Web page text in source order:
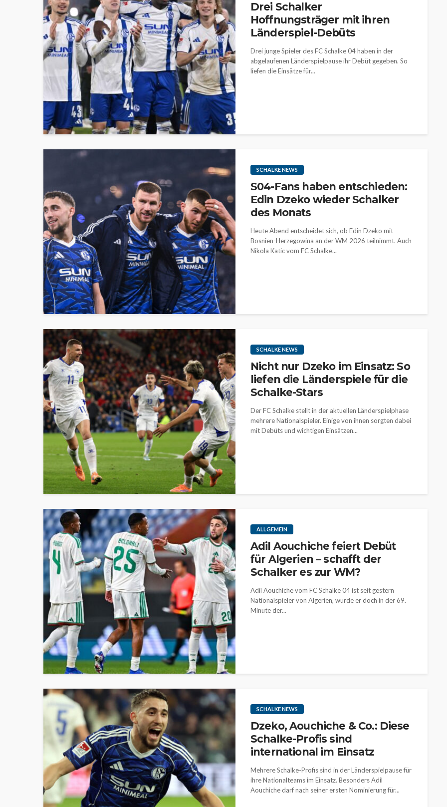
Drei Schalker
Hoffnungsträger mit ihren
Länderspiel-Debüts
Drei junge Spieler des FC Schalke 04 haben in der
abgelaufenen Länderspielpause ihr Debüt gegeben. So
liefen die Einsätze für...
SCHALKE NEWS
S04-Fans haben entschieden:
Edin Dzeko wieder Schalker
des Monats
Heute Abend entscheidet sich, ob Edin Dzeko mit
Bosnien-Herzegowina an der WM 2026 teilnimmt. Auch
Nikola Katic vom FC Schalke...
SCHALKE NEWS
Nicht nur Dzeko im Einsatz: So
liefen die Länderspiele für die
Schalke-Stars
Der FC Schalke stellt in der aktuellen Länderspielphase
mehrere Nationalspieler. Einige von ihnen sorgten dabei
mit Debüts und wichtigen Einsätzen...
ALLGEMEIN
Adil Aouchiche feiert Debüt
für Algerien – schafft der
Schalker es zur WM?
Adil Aouchiche vom FC Schalke 04 ist seit gestern
Nationalspieler von Algerien, wurde er doch in der 69.
Minute der...
SCHALKE NEWS
Dzeko, Aouchiche & Co.: Diese
Schalke-Profis sind
international im Einsatz
Mehrere Schalke-Profis sind in der Länderspielpause für
ihre Nationalteams im Einsatz. Besonders Adil
Aouchiche darf nach seiner ersten Nominierung für...